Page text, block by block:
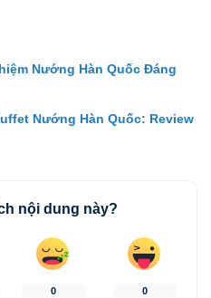
Nướng Hàn Quốc Đáng
Nướng Hàn Quốc: Review
nội dung này?
0 0